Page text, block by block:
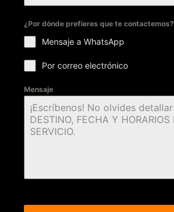
¿Por dónde prefieres que te contactemos?
Mensaje a WhatsApp
Por correo electrónico
Mensaje